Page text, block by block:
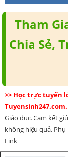
Tham
Chia Sẻ,
>> Học trực tuyến
Tuyensinh247.com.
Giáo dục. Cam kết
không hiệu quả.
Link